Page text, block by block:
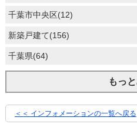
千葉市中央区(12)
新築戸建て(156)
千葉県(64)
もっ
＜＜ インフォメーションの一覧へ戻る